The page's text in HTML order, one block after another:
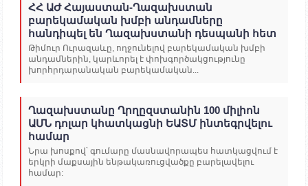
ՀՀ ԱԺ Հայաստան-Ղազախստան
բարեկամական խմբի անդամները
հանդիպել են Ղազախստանի դեսպանի հետ
Թիմուր Ուրազաևը, ողջունելով բարեկամական խմբի
անդամներին, կարևորել է փոխգործակցությունը
խորհրդարանական բարեկամական...
Ղազախստանը Ղրղըզստանին 100 միլիոն
ԱՄՆ դոլար կհատկացնի ԵԱՏՄ ինտեգրվելու
համար
Նրա խոսքով՝ գումարը մասնավորապես հատկացվում է
երկրի մաքսային ենթակառուցվածքը բարելավելու
համար: